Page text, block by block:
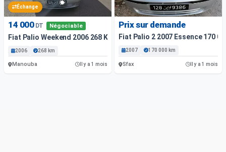
Échange
14 000 DT Négociable
Fiat Palio Weekend 2006 268 Km
2006 268 km
Manouba Il y a 1 mois
Prix sur demande
Fiat Palio 2 2007 Essence 170
2007 170 000 km
Sfax Il y a 1 mois